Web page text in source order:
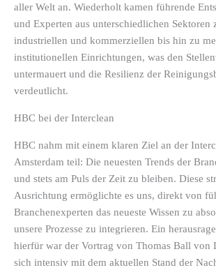
aller Welt an. Wiederholt kamen führende
und Experten aus unterschiedlichen Sektoren
industriellen und kommerziellen bis hin zu
institutionellen Einrichtungen, was den
untermauert und die Resilienz der
verdeutlicht.
HBC bei der Interclean
HBC nahm mit einem klaren Ziel an der
Amsterdam teil: Die neuesten Trends der
und stets am Puls der Zeit zu bleiben. Diese
Ausrichtung ermöglichte es uns, direkt von
Branchenexperten das neueste Wissen zu
unsere Prozesse zu integrieren. Ein
hierfür war der Vortrag von Thomas Ball von
sich intensiv mit dem aktuellen Stand der